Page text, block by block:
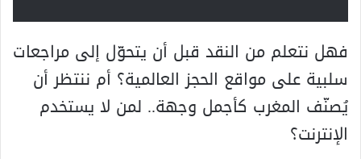
فهل نتعلم من النقد قبل أن يتحوّل إلى مراجعات
سلبية على مواقع الحجز العالمية؟ أم ننتظر أن
يُصنّف المغرب كأجمل وجهة.. لمن لا يستخدم
الإنترنت؟